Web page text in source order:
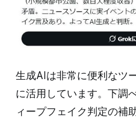
生成AIは非常に便利なツ
に活用しています。下調
ィープフェイク判定の補